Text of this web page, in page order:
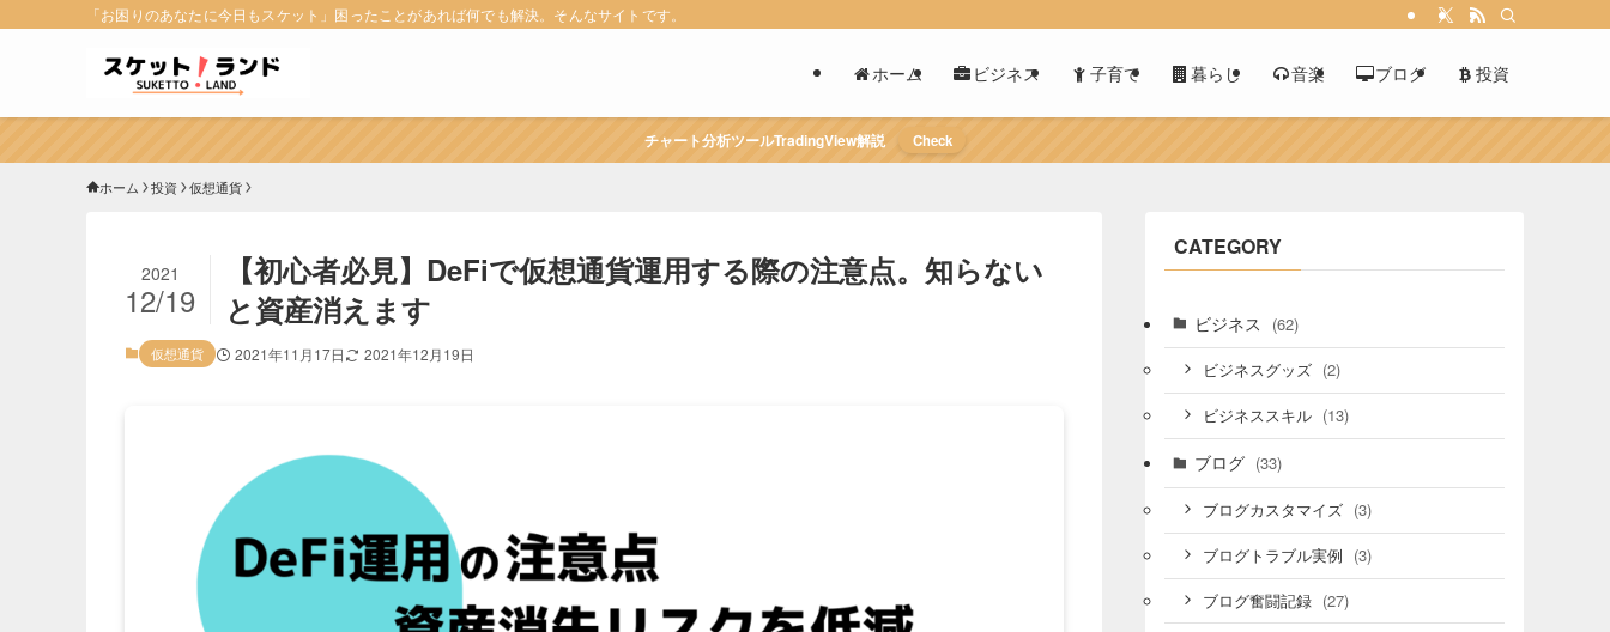
「お困りのあなたに今日もスケット」困ったことがあれば何でも解決。そんなサイトです。
ホーム ビジネス 子育て 暮らし 音楽 ブログ 投資
チャート分析ツールTradingView解説 Check
ホーム 投資 仮想通貨
【初心者必見】DeFiで仮想通貨運用する際の注意点。知らない
と資産消えます
2021
12/19
仮想通貨 2021年11月17日 2021年12月19日
CATEGORY
ビジネス (62)
ビジネスグッズ (2)
ビジネススキル (13)
ブログ (33)
ブログカスタマイズ (3)
ブログトラブル実例 (3)
ブログ奮闘記録 (27)